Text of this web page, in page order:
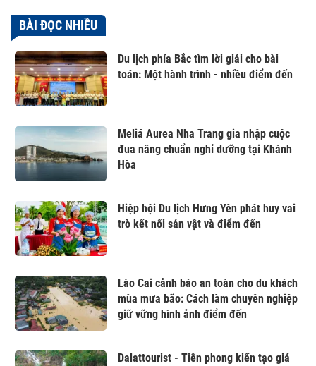
BÀI ĐỌC NHIỀU
Du lịch phía Bắc tìm lời giải cho bài
toán: Một hành trình - nhiều điểm đến
Meliá Aurea Nha Trang gia nhập cuộc
đua nâng chuẩn nghỉ dưỡng tại Khánh
Hòa
Hiệp hội Du lịch Hưng Yên phát huy vai
trò kết nối sản vật và điểm đến
Lào Cai cảnh báo an toàn cho du khách
mùa mưa bão: Cách làm chuyên nghiệp
giữ vững hình ảnh điểm đến
Dalattourist - Tiên phong kiến tạo giá